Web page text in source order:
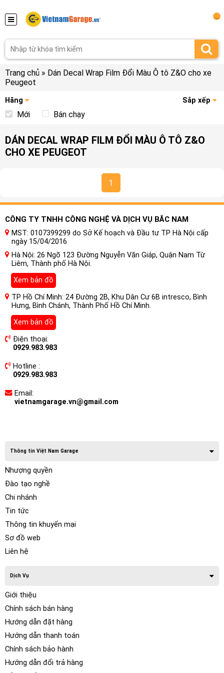
Trang chủ » Dán Decal Wrap Film Đổi Màu Ô tô Z&O cho xe
Peugeot
Hãng Sắp xếp
Mới Bán chạy
DÁN DECAL WRAP FILM ĐỔI MÀU Ô TÔ Z&O
CHO XE PEUGEOT
1
CÔNG TY TNHH CÔNG NGHỆ VÀ DỊCH VỤ BẮC NAM
MST: 0107399299 do Sở Kế hoạch và Đầu tư TP Hà Nội cấp
ngày 15/04/2016
Hà Nội: 26 Ngõ 123 Đường Nguyễn Văn Giáp, Quận Nam Từ
Liêm, Thành phố Hà Nội.
Xem bản đồ
TP Hồ Chí Minh: 24 Đường 2B, Khu Dân Cư 6B intresco, Bình
Hưng, Bình Chánh, Thành Phố Hồ Chí Minh.
Xem bản đồ
Điện thoại:
0929.983.983
Hotline :
0929.983.983
Email:
vietnamgarage.vn@gmail.com
Thông tin Việt Nam Garage
Nhượng quyền
Đào tạo nghề
Chi nhánh
Tin tức
Thông tin khuyến mại
Sơ đồ web
Liên hệ
Dịch Vụ
Giới thiệu
Chính sách bán hàng
Hướng dẫn đặt hàng
Hướng dẫn thanh toán
Chính sách bảo hành
Hướng dẫn đổi trả hàng